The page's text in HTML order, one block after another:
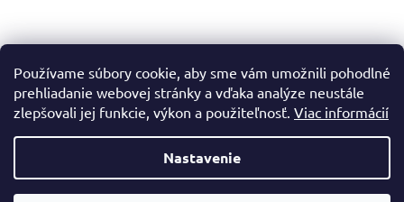
Používame súbory cookie, aby sme vám umožnili pohodlné
prehliadanie webovej stránky a vďaka analýze neustále
zlepšovali jej funkcie, výkon a použiteľnosť. Viac informácií
Nastavenie
Vytvoril Shoptet